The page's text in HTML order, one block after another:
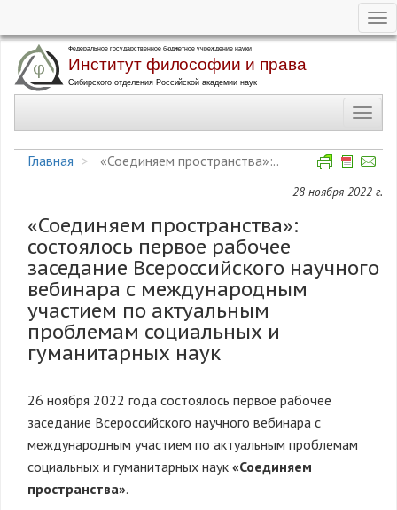
Перейти
основному
Главная
«Соединяем пространства»:..
28 ноября 2022 г.
«Соединяем пространства»:
состоялось первое рабочее
заседание Всероссийского научного
вебинара с международным
участием по актуальным
проблемам социальных и
гуманитарных наук
26 ноября 2022 года состоялось первое рабочее
заседание Всероссийского научного вебинара с
международным участием по актуальным проблемам
социальных и гуманитарных наук «Соединяем
пространства».